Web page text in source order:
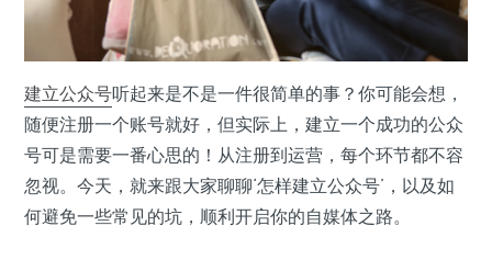
建立公众号听起来是不是一件很简单的事？你可能会想，
随便注册一个账号就好，但实际上，建立一个成功的公众
号可是需要一番心思的！从注册到运营，每个环节都不容
忽视。今天，就来跟大家聊聊‘怎样建立公众号’，以及如
何避免一些常见的坑，顺利开启你的自媒体之路。